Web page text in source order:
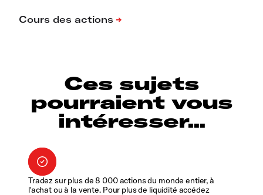
Ces sujets
pourraient vous
intéresser...
Tradez sur plus de 8 000 actions du monde entier, à
l'achat ou à la vente. Pour plus de liquidité accédez